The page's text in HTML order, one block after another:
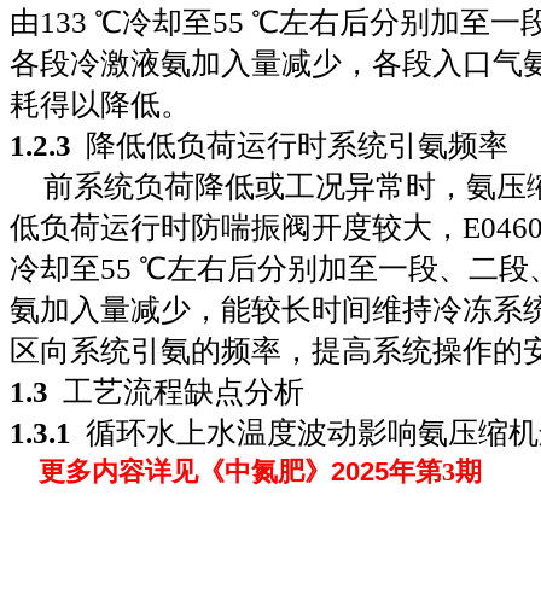
由133 ℃冷却至55 ℃左右后分别加至一
各段冷激液氨加入量减少，各段入口气
耗得以降低。
1.2.3 降低低负荷运行时系统引氨频率
前系统负荷降低或工况异常时，氨
低负荷运行时防喘振阀开度较大，
冷却至55 ℃左右后分别加至一段、二段
氨加入量减少，能较长时间维持冷冻系
区向系统引氨的频率，提高系统操作的
1.3 工艺流程缺点分析
1.3.1 循环水上水温度波动影响氨压缩
更多内容详见《中氮肥》2025年第3期